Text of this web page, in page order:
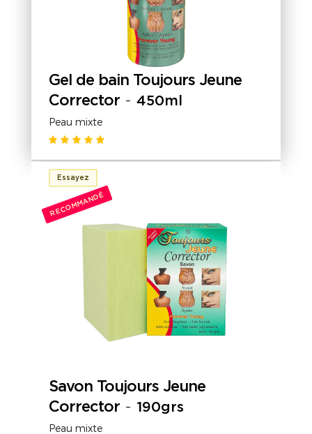
Gel de bain Toujours Jeune
Corrector- 450ml
Peau mixte
Essayez
RECOMMANDÉ
Savon Toujours Jeune
Corrector- 190grs
Peau mixte